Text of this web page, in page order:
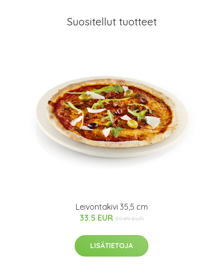
Suositellut tuotteet
Leivontakivi 35,5 cm
33.5 EUR 39.49 EUR
LISÄTIETOJA